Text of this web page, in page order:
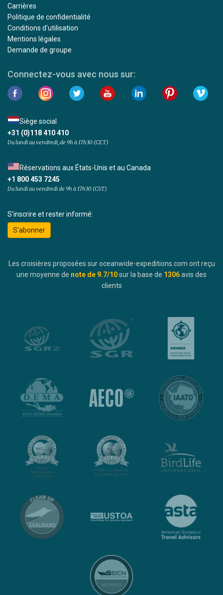
Carrières
Politique de confidentialité
Conditions d'utilisation
Mentions légales
Demande de groupe
Connectez-vous avec nous sur:
Siège social
+31 (0)118 410 410
Du lundi au vendredi, de 9h à 17h30 (CET)
Réservations aux États-Unis et au Canada
+1 800 453 7245
Du lundi au vendredi de 9h à 17h30 (CST)
S'inscrire et rester informé:
S'abonner
Les croisières proposées sur oceanwide-expeditions.com ont reçu
une moyenne de note de 9.7/10sur la base de 1306avis des
clients